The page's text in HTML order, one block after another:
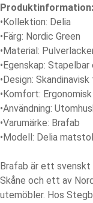
Produktinformation:
• Kollektion: Delia
• Färg: Nordic Green
• Material:
• Egenskap: Stapelbar
• Design:
• Komfort:
•Användning:
•Varumärke: Brafab
• Modell: Delia matstol
Brafab är ett
Skåne och ett av
utemöbler. Hos